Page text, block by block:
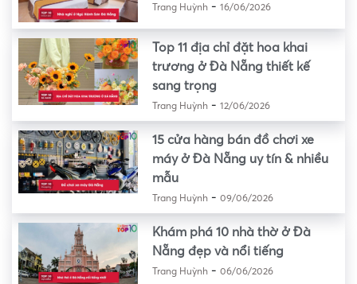
Trang Huỳnh- 16/06/2026
Top 11 địa chỉ đặt hoa khai
trương ở Đà Nẵng thiết kế
sang trọng
Trang Huỳnh- 12/06/2026
15 cửa hàng bán đồ chơi xe
máy ở Đà Nẵng uy tín & nhiều
mẫu
Trang Huỳnh- 09/06/2026
Khám phá 10 nhà thờ ở Đà
Nẵng đẹp và nổi tiếng
Trang Huỳnh- 06/06/2026